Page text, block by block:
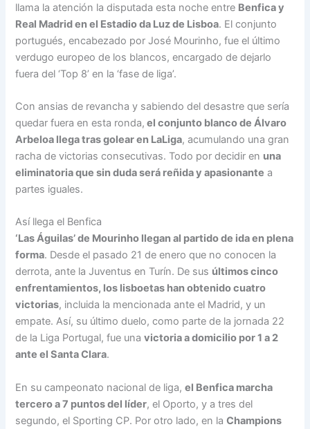
llama la atención la disputada esta noche entre Benfica y
Real Madrid en el Estadio da Luz de Lisboa. El conjunto
portugués, encabezado por José Mourinho, fue el último
verdugo europeo de los blancos, encargado de dejarlo
fuera del ‘Top 8’ en la ‘fase de liga’.
Con ansias de revancha y sabiendo del desastre que sería
quedar fuera en esta ronda, el conjunto blanco de Álvaro
Arbeloa llega tras golear en LaLiga, acumulando una gran
racha de victorias consecutivas. Todo por decidir en una
eliminatoria que sin duda será reñida y apasionante a
partes iguales.
Así llega el Benfica
‘Las Águilas’ de Mourinho llegan al partido de ida en plena
forma. Desde el pasado 21 de enero que no conocen la
derrota, ante la Juventus en Turín. De sus últimos cinco
enfrentamientos, los lisboetas han obtenido cuatro
victorias, incluida la mencionada ante el Madrid, y un
empate. Así, su último duelo, como parte de la jornada 22
de la Liga Portugal, fue unavictoria a domicilio por 1 a 2
ante el Santa Clara.
En su campeonato nacional de liga,el Benfica marcha
tercero a 7 puntos del líder, el Oporto, y a tres del
segundo, el Sporting CP. Por otro lado, en laChampions